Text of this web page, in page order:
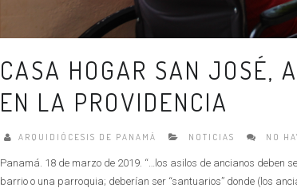
CASA HOGAR SAN JOSÉ,
EN LA PROVIDENCIA
ARQUIDIÓCESIS DE PANAMÁ NOTICIAS NO
Panamá. 18 de marzo de 2019. “…los asilos de ancianos deben
barrio o una parroquia; deberían ser “santuarios” donde (los